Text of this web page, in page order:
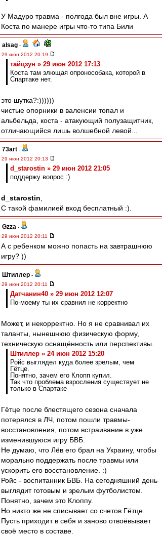
У Мадуро травма - полгода был вне игры. А
Коста по манере игры что-то типа Били
alsag -
29 июн 2012 20:19
тайцзун » 29 июн 2012 17:13
Коста там злющая опронособака, которой в
Спартаке нет.
это шутка?:))))))
чистые опорники в валенсии топал и
альбельда, коста - атакующий полузащитник,
отличающийся лишь волшебной левой...
73art -
29 июн 2012 20:13
d_starostin » 29 июн 2012 21:05
поддержу вопрос :)
d_starostin
С такой фамилией вход бесплатный :).
Gzza -
29 июн 2012 20:11
А с ребенком можно попасть на завтрашнюю
игру? ))
Штиллер -
29 июн 2012 20:11
Датчанин40 » 29 июн 2012 12:07
По-моему ты их сравнил не корректно
Может, и некорректно. Но я не сравнивал их
таланты, нынешнюю физическую форму,
техническую оснащённость или перспективы.
Штиллер » 24 июн 2012 15:20
Ройс выглядел куда более зрелым, чем
Гётце.
Понятно, зачем его Клопп купил.
Так что проблема взросления существует не
только в Спартаке
Гётце после блестящего сезона сначала
потерялся в ЛЧ, потом пошли травмы-
восстановления, потом встраивание в уже
изменившуюся игру БВБ.
Не думаю, что Лёв его брал на Украину, чтобы
морально поддержать после травмы или
ускорить его восстановление. :)
Ройс - воспитанник БВБ. На сегодняшний день
выглядит готовым и зрелым футболистом.
Понятно, зачем это Клоппу.
Но никто же не списывает со счетов Гётце.
Пусть приходит в себя и заново отвоёвывает
своё место в составе.